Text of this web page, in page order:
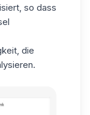
so dass
die